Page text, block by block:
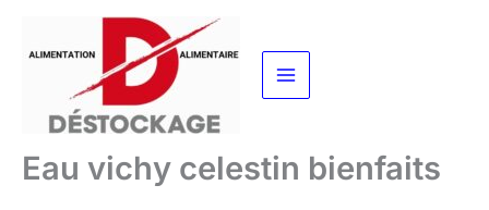
contenu
Eau vichy celestin bienfaits